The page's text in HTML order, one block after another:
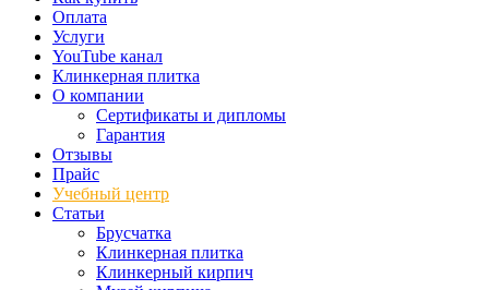
Оплата
Услуги
YouTube канал
Клинкерная плитка
О компании
Сертификаты и дипломы
Гарантия
Отзывы
Прайс
Учебный центр
Статьи
Брусчатка
Клинкерная плитка
Клинкерный кирпич